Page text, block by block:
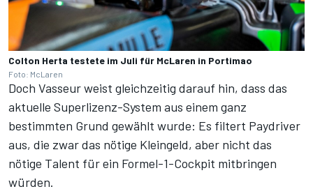
Colton Herta testete im Juli für McLaren in Portimao
Foto: McLaren
Doch Vasseur weist gleichzeitig darauf hin, dass das
aktuelle Superlizenz-System aus einem ganz
bestimmten Grund gewählt wurde: Es filtert Paydriver
aus, die zwar das nötige Kleingeld, aber nicht das
nötige Talent für ein Formel-1-Cockpit mitbringen
würden.